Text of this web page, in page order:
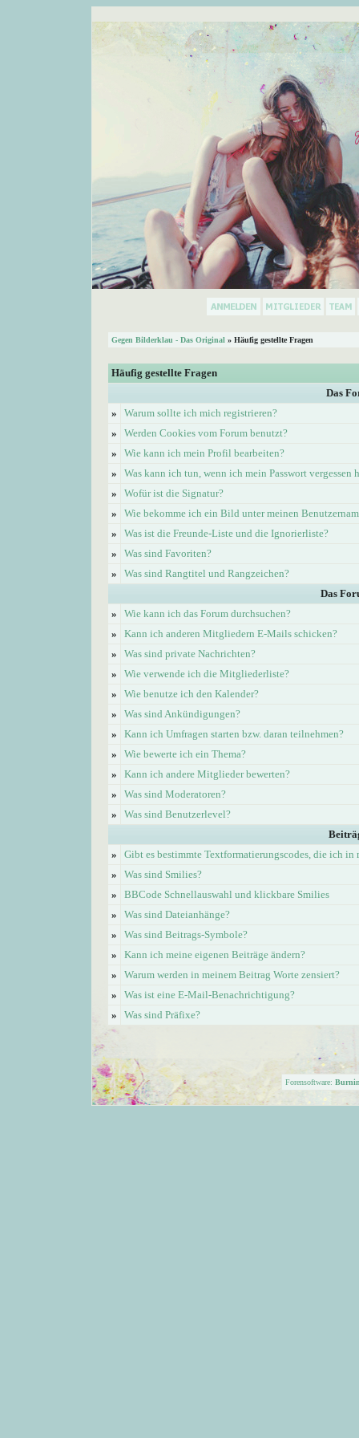
Gegen Bilderklau - Das Original » Häufig gestellte Fragen
Häufig gestellte Fragen
Das
»
Warum sollte ich mich registrieren?
»
Werden Cookies vom Forum benutzt?
»
Wie kann ich mein Profil bearbeiten?
»
Was kann ich tun, wenn ich mein Passwort vergessen
»
Wofür ist die Signatur?
»
Wie bekomme ich ein Bild unter meinen
»
Was ist die Freunde-Liste und die Ignorierliste?
»
Was sind Favoriten?
»
Was sind Rangtitel und Rangzeichen?
Das
»
Wie kann ich das Forum durchsuchen?
»
Kann ich anderen Mitgliedern E-Mails schicken?
»
Was sind private Nachrichten?
»
Wie verwende ich die Mitgliederliste?
»
Wie benutze ich den Kalender?
»
Was sind Ankündigungen?
»
Kann ich Umfragen starten bzw. daran teilnehmen?
»
Wie bewerte ich ein Thema?
»
Kann ich andere Mitglieder bewerten?
»
Was sind Moderatoren?
»
Was sind Benutzerlevel?
»
Gibt es bestimmte Textformatierungscodes, die ich
»
Was sind Smilies?
»
BBCode Schnellauswahl und klickbare Smilies
»
Was sind Dateianhänge?
»
Was sind Beitrags-Symbole?
»
Kann ich meine eigenen Beiträge ändern?
»
Warum werden in meinem Beitrag Worte zensiert?
»
Was ist eine E-Mail-Benachrichtigung?
»
Was sind Präfixe?
Forensoftware: